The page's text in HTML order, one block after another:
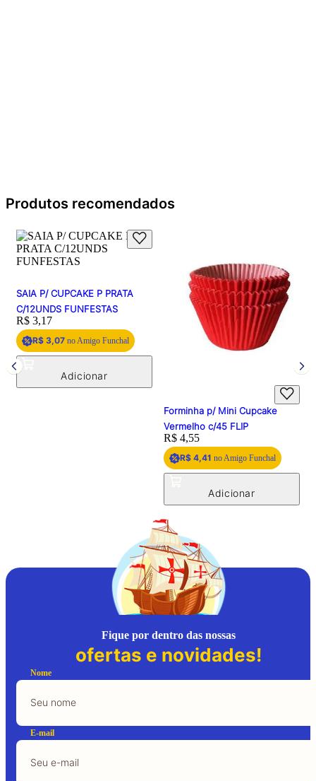
Produtos recomendados
SAIA P/ CUPCAKE P PRATA
C/12UNDS FUNFESTAS
Price:
R$ 3,17
R$ 3,07 no Amigo Funchal
Forminha p/ Mini Cupcake
Vermelho c/45 FLIP
Price:
R$ 4,55
R$ 4,41 no Amigo Funchal
Fique por dentro das nossas
ofertas e novidades!
Nome
E-mail